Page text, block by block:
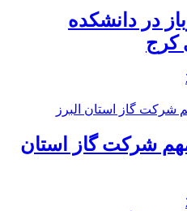
در دانشکده
کرج
مهم شرکت گاز استان